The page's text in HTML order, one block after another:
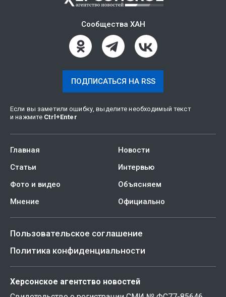
Сообщества ХАН
ПОДПИСАТЬСЯ НА RSS
Если вы заметили ошибку, выделите необходимый текст
и нажмите Ctrl +Enter
Главная
Новости
Статьи
Интервью
Фото и видео
Объясняем
Мнение
Официально
Пользовательское соглашение
Политика конфиденциальности
Херсонское агентство новостей